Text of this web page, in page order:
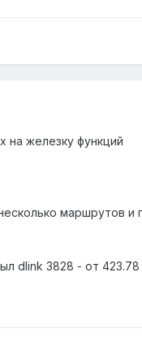
на железку функций
маршрутов и
dlink 3828 - от 423.78